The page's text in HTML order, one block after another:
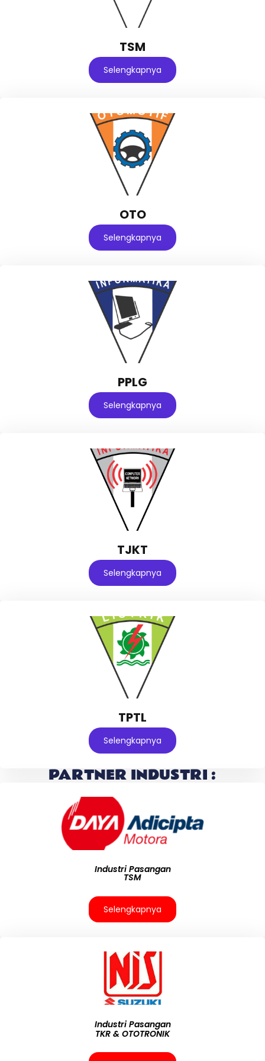
TSM
Selengkapnya
OTO
Selengkapnya
PPLG
Selengkapnya
TJKT
Selengkapnya
TPTL
Selengkapnya
PARTNER INDUSTRI :
Industri Pasangan
TSM
Selengkapnya
Industri Pasangan
TKR & OTOTRONIK